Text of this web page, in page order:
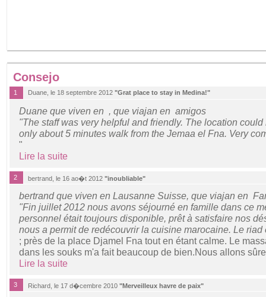
Consejo
1 Duane, le 18 septembre 2012 "Grat place to stay in Medina!"
Duane que viven en , que viajan en amigos
"The staff was very helpful and friendly. The location
only about 5 minutes walk from the Jemaa el Fna. Very
"
Lire la suite
2 bertrand, le 16 ao�t 2012 "inoubliable"
bertrand que viven en Lausanne Suisse, que viajan en
"Fin juillet 2012 nous avons séjourné en famille dans ce
personnel était toujours disponible, prêt à satisfaire nos
nous a permit de redécouvrir la cuisine marocaine. Le
; près de la place Djamel Fna tout en étant calme. Le
dans les souks m'a fait beaucoup de bien.Nous allons
Lire la suite
3 Richard, le 17 d�cembre 2010 "Merveilleux havre de paix"